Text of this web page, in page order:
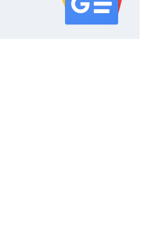
serwisu